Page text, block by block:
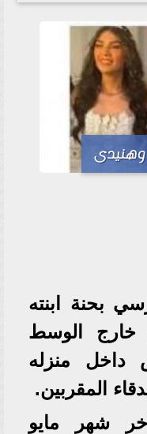
وهنيدى
بحنة ابنته
الوسط
منزله
المقربين.
شهر مايو